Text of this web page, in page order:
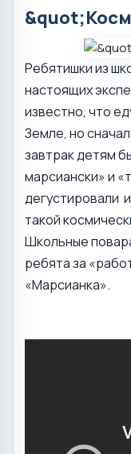
Ребятишки из
настоящих
известно, что
Земле, но
завтрак детям
марсиански» и
дегустировали
такой
Школьные
ребята за
«Марсианка».